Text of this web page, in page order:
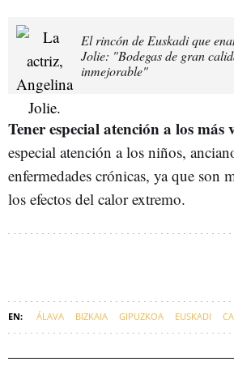
El rincón de Euskadi que
Jolie: "Bodegas de gran
inmejorable"
Tener especial atención a los más
especial atención a los niños,
enfermedades crónicas, ya que son
los efectos del calor extremo.
ÁLAVA BIZKAIA GIPUZKOA EUSKADI